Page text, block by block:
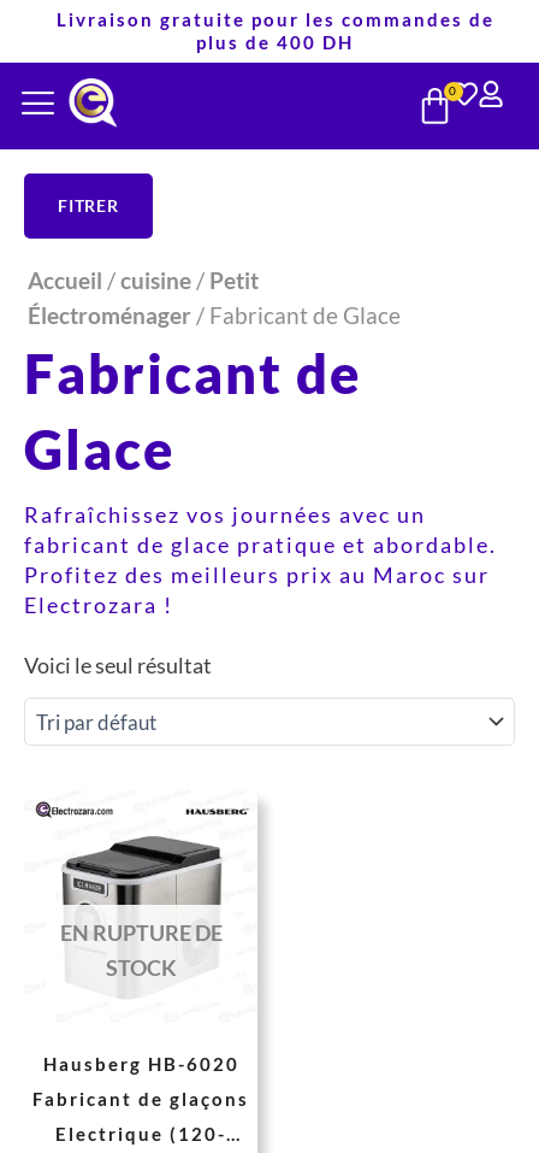
contenu
Livraison gratuite pour les commandes de
plus de 400 DH
0
FITRER
Accueil /cuisine / Petit
Électroménager / Fabricant de Glace
Fabricant de
Glace
Rafraîchissez vos journées avec un
fabricant de glace pratique et abordable.
Profitez des meilleurs prix au Maroc sur
Electrozara !
Voici le seul résultat
EN RUPTURE DE
STOCK
Hausberg HB-6020
Fabricant de glaçons
Electrique (120-